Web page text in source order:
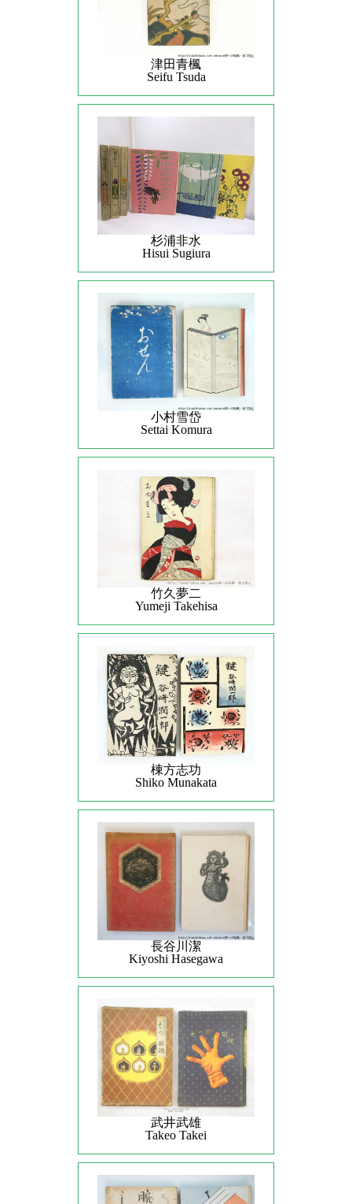
津田青楓
Seifu Tsuda
杉浦非水
Hisui Sugiura
小村雪岱
Settai Komura
竹久夢二
Yumeji Takehisa
棟方志功
Shiko Munakata
長谷川潔
Kiyoshi Hasegawa
武井武雄
Takeo Takei